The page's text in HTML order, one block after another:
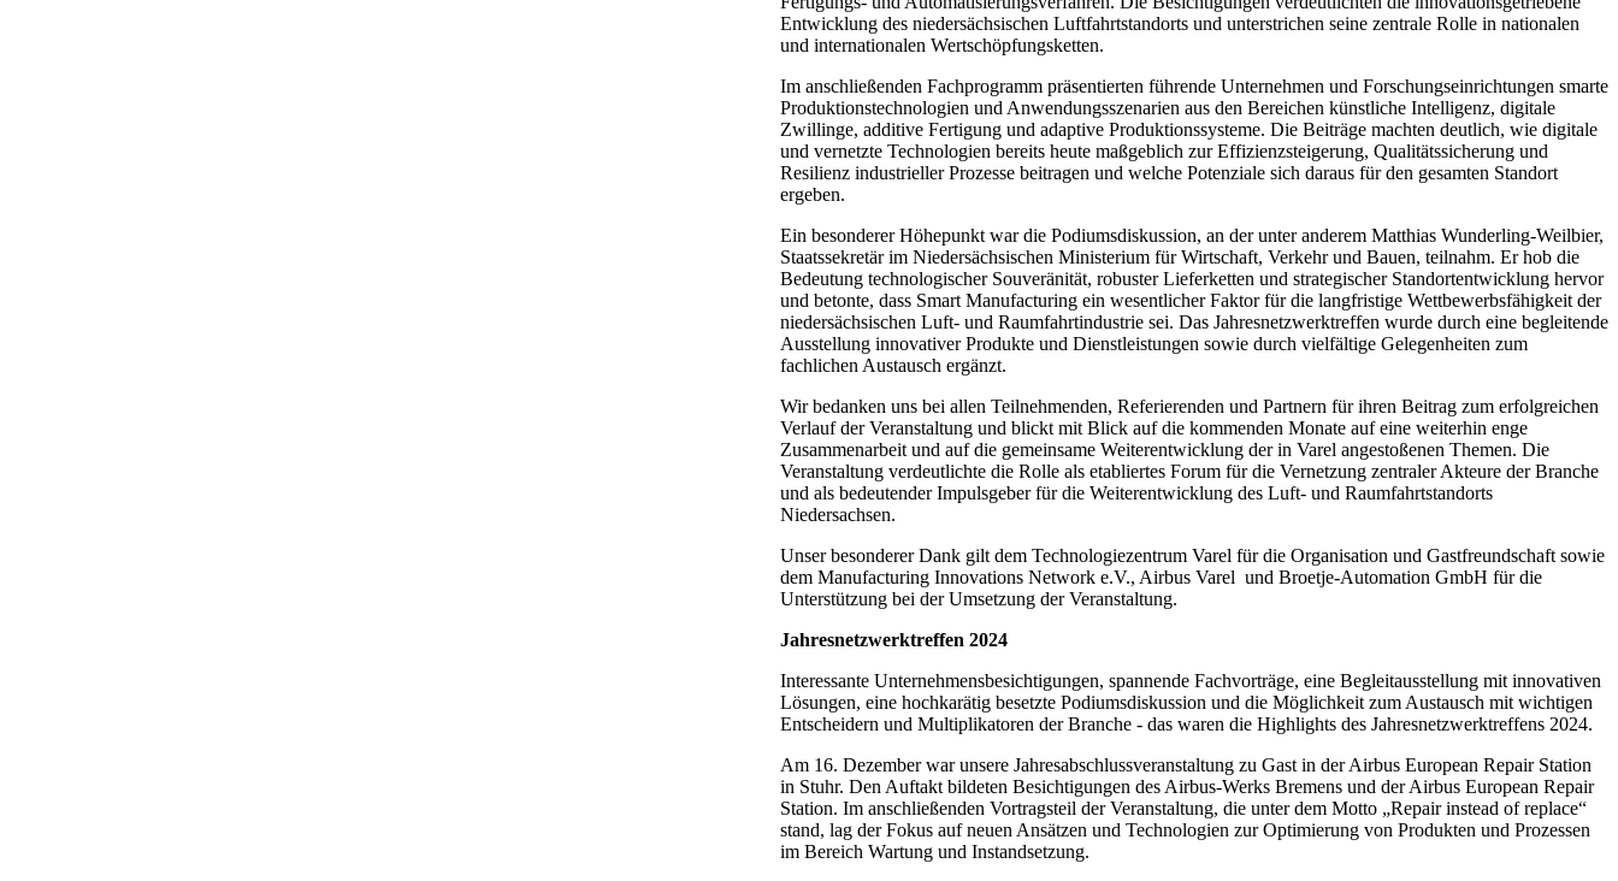
Entwicklung des niedersächsischen Luftfahrtstandorts und unterstrichen seine zentrale Rolle in nationalen
und internationalen Wertschöpfungsketten.
Im anschließenden Fachprogramm präsentierten führende Unternehmen und Forschungseinrichtungen smarte
Produktionstechnologien und Anwendungsszenarien aus den Bereichen künstliche Intelligenz, digitale
Zwillinge, additive Fertigung und adaptive Produktionssysteme. Die Beiträge machten deutlich, wie digitale
und vernetzte Technologien bereits heute maßgeblich zur Effizienzsteigerung, Qualitätssicherung und
Resilienz industrieller Prozesse beitragen und welche Potenziale sich daraus für den gesamten Standort
ergeben.
Ein besonderer Höhepunkt war die Podiumsdiskussion, an der unter anderem Matthias Wunderling-Weilbier,
Staatssekretär im Niedersächsischen Ministerium für Wirtschaft, Verkehr und Bauen, teilnahm. Er hob die
Bedeutung technologischer Souveränität, robuster Lieferketten und strategischer Standortentwicklung hervor
und betonte, dass Smart Manufacturing ein wesentlicher Faktor für die langfristige Wettbewerbsfähigkeit der
niedersächsischen Luft- und Raumfahrtindustrie sei. Das Jahresnetzwerktreffen wurde durch eine begleitende
Ausstellung innovativer Produkte und Dienstleistungen sowie durch vielfältige Gelegenheiten zum
fachlichen Austausch ergänzt.
Wir bedanken uns bei allen Teilnehmenden, Referierenden und Partnern für ihren Beitrag zum erfolgreichen
Verlauf der Veranstaltung und blickt mit Blick auf die kommenden Monate auf eine weiterhin enge
Zusammenarbeit und auf die gemeinsame Weiterentwicklung der in Varel angestoßenen Themen. Die
Veranstaltung verdeutlichte die Rolle als etabliertes Forum für die Vernetzung zentraler Akteure der Branche
und als bedeutender Impulsgeber für die Weiterentwicklung des Luft- und Raumfahrtstandorts
Niedersachsen.
Unser besonderer Dank gilt dem Technologiezentrum Varel für die Organisation und Gastfreundschaft sowie
dem Manufacturing Innovations Network e.V., Airbus Varel und Broetje-Automation GmbH für die
Unterstützung bei der Umsetzung der Veranstaltung.
Jahresnetzwerktreffen 2024
Interessante Unternehmensbesichtigungen, spannende Fachvorträge, eine Begleitausstellung mit innovativen
Lösungen, eine hochkarätig besetzte Podiumsdiskussion und die Möglichkeit zum Austausch mit wichtigen
Entscheidern und Multiplikatoren der Branche - das waren die Highlights des Jahresnetzwerktreffens 2024.
Am 16. Dezember war unsere Jahresabschlussveranstaltung zu Gast in der Airbus European Repair Station
in Stuhr. Den Auftakt bildeten Besichtigungen des Airbus-Werks Bremens und der Airbus European Repair
Station. Im anschließenden Vortragsteil der Veranstaltung, die unter dem Motto „Repair instead of replace“
stand, lag der Fokus auf neuen Ansätzen und Technologien zur Optimierung von Produkten und Prozessen
im Bereich Wartung und Instandsetzung.